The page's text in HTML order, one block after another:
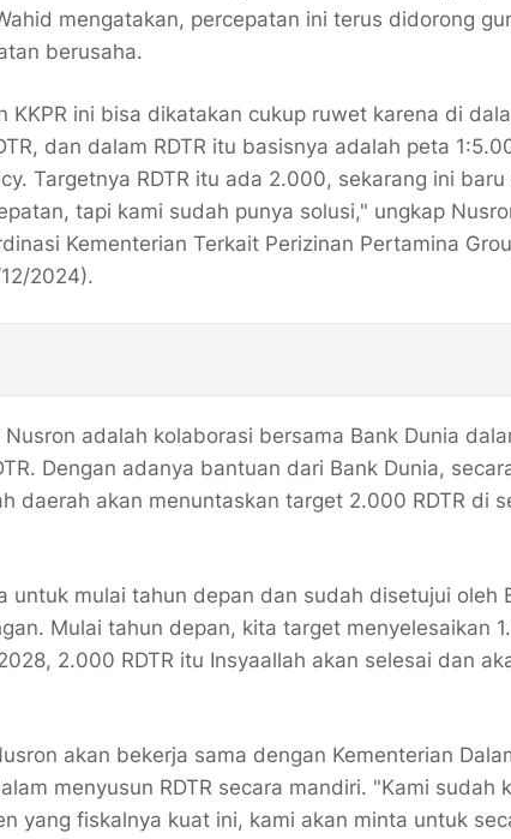
mengatakan, percepatan ini terus didorong
berusaha.
ini bisa dikatakan cukup ruwet karena di
dan dalam RDTR itu basisnya adalah peta
Targetnya RDTR itu ada 2.000, sekarang ini
tapi kami sudah punya solusi," ungkap
Kementerian Terkait Perizinan Pertamina
2024).
adalah kolaborasi bersama Bank Dunia
Dengan adanya bantuan dari Bank Dunia,
daerah akan menuntaskan target 2.000 RDTR di
untuk mulai tahun depan dan sudah disetujui oleh
Mulai tahun depan, kita target menyelesaikan
2.000 RDTR itu Insyaallah akan selesai dan
akan bekerja sama dengan Kementerian
menyusun RDTR secara mandiri. "Kami sudah
yang fiskalnya kuat ini, kami akan minta untuk